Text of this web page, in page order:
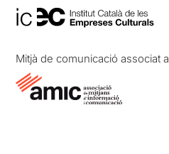
Mitjà de comunicació associat a